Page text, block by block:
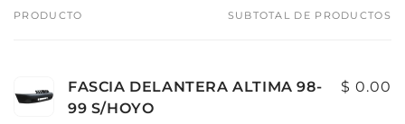
Tu
PRODUCTO SUBTOTAL DE PRODUCTOS
FASCIA DELANTERA ALTIMA 98-
99 S/HOYO
$ 0.00